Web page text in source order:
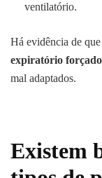
ventilatório.
Há evidência de
expiratório forçado
mal adaptados.
Existem